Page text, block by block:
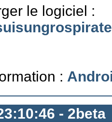
le logiciel :
:
- 2beta